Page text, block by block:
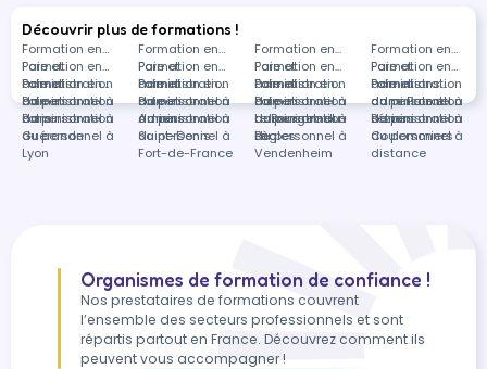
Découvrir plus de formations !
Formation en
Paie et
administration
du personnel à
Paris
Formation en
Paie et
administration
du personnel à
Amiens
Formation en
Paie et
administration
du personnel à
Le Bourget-du-
Lac
Formation en
Paie et
administration
du personnel à
Béziers
Formation en
Paie et
administration
du personnel à
Guérande
Formation en
Paie et
administration
du personnel à
Saint-Denis
Formation en
Paie et
administration
du personnel à
Bègles
Formation en
Paie et
administration
du personnel à
Coulommiers
Formation en
Paie et
administration
du personnel à
Lyon
Formation en
Paie et
administration
du personnel à
Fort-de-France
Formation en
Paie et
administration
du personnel à
Vendenheim
Formations
dans Paie et
administration
du personnel à
distance
Organismes de formation de confiance !
Nos prestataires de formations couvrent
l’ensemble des secteurs professionnels et sont
répartis partout en France. Découvrez comment ils
peuvent vous accompagner !